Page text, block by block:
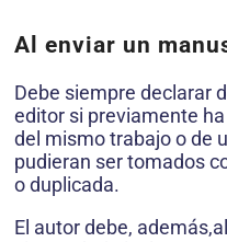
Al enviar un
Debe siempre declarar
editor si previamente
del mismo trabajo o de
pudieran ser tomados
o duplicada.
El autor debe,